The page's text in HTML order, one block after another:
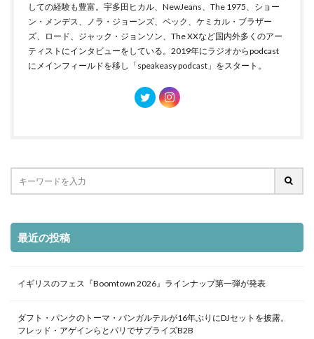
しての経験も豊富。宇多田ヒカル、NewJeans、The 1975、ショー
ン・メンデス、ノラ・ジョーンズ、ベック、ケミカル・ブラザー
ズ、ロード、ジャック・ジョンソン、The XXなど国内外多くのアー
ティストにインタビューをしている。2019年にラジオからpodcast
にメインフィールドを移し「speakeasy podcast」をスタート。
最近の投稿
イギリスのフェス『Boomtown 2026』ラインナップ第一弾が発表
ダフト・パンクのトーマ・バンガルテルが16年ぶりにDJセットを披露。
フレッド・アゲインらとパリでサプライズB2B